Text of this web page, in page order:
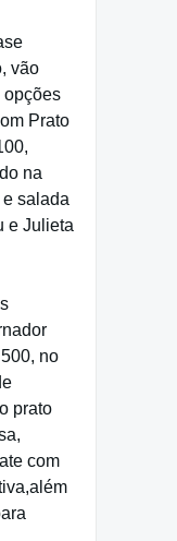
vão
opções
Prato
na
salada
e Julieta
no
prato
com